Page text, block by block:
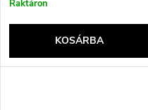
Raktáron
KOSÁRBA